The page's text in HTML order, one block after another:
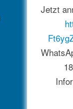
Jetzt